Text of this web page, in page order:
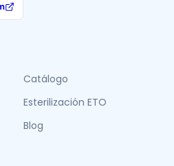
Catálogo
Esterilización ETO
Blog